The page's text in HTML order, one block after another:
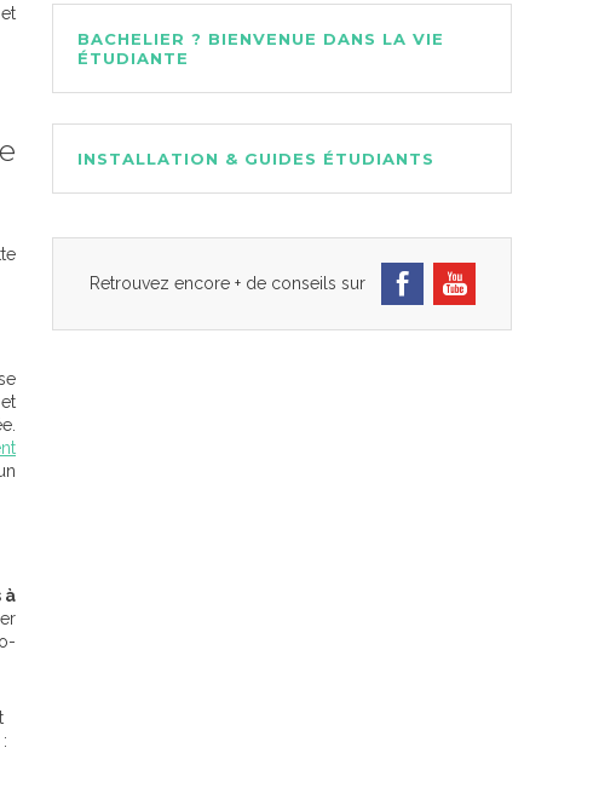
à
BACHELIER ? BIENVENUE DANS LA VIE
ÉTUDIANTE
INSTALLATION & GUIDES ÉTUDIANTS
Retrouvez encore + de conseils sur